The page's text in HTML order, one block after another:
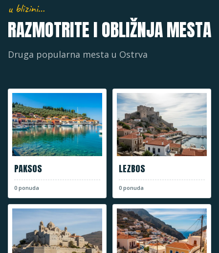
u blizini…
RAZMOTRITE I OBLIŽNJA MESTA
Druga popularna mesta u Ostrva
PAKSOS
0 ponuda
LEZBOS
0 ponuda